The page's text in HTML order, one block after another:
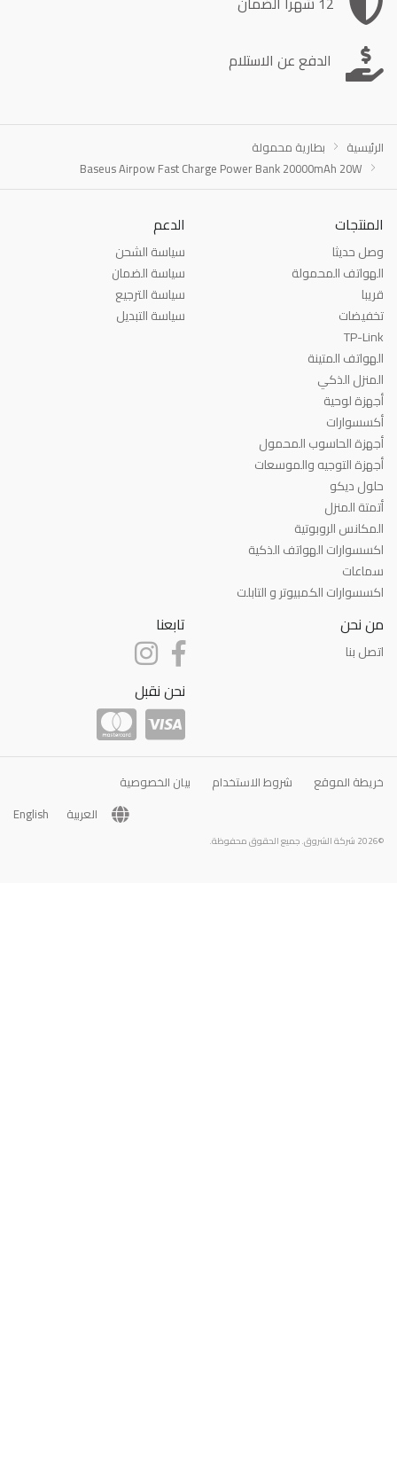
الدفع عن الاستلام
الرئيسية
بطارية محمولة
Baseus Airpow Fast Charge Power Bank 20000mAh 20W
المنتجات
وصل حديثا
الهواتف المحمولة
قريبا
تخفيضات
TP-Link
الهواتف المتينة
المنزل الذكي
أجهزة لوحية
أكسسوارات
أجهزة الحاسوب المحمول
أجهزة التوجيه والموسعات
حلول ديكو
أتمتة المنزل
المكانس الروبوتية
اكسسوارات الهواتف الذكية
سماعات
اكسسوارات الكمبيوتر و التابلت
الدعم
سياسة الشحن
سياسة الضمان
سياسة الترجيع
سياسة التبديل
من نحن
اتصل بنا
تابعنا
نحن نقبل
خريطة الموقع شروط الاستخدام
بيان الخصوصية
العربية
English
©2026 شركة الشروق. جميع الحقوق محفوظة.